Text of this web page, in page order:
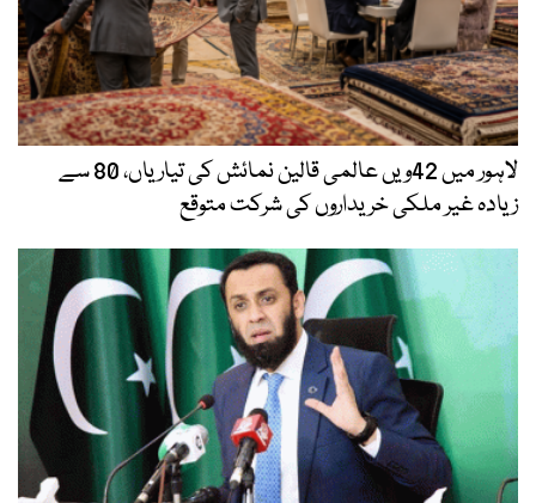
لاہور میں 42ویں عالمی قالین نمائش کی تیاریاں، 80 سے
زیادہ غیر ملکی خریداروں کی شرکت متوقع